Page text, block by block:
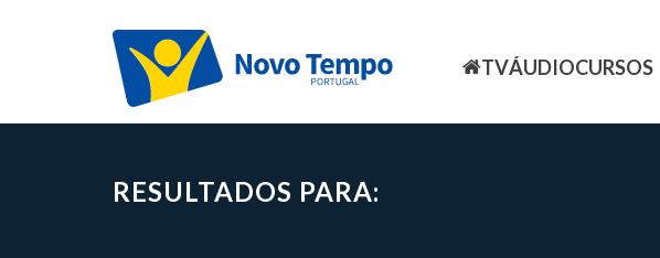
TVÁUDIOCURSOS
RESULTADOS PARA: